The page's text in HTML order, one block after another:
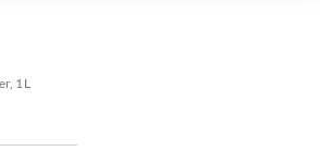
1L